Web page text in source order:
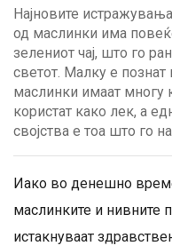
Најновите
од маслинки има
зелениот чај, што го
светот. Малку е
маслинки имаат многу
користат како лек, а
својства е тоа што го
Иако во денешно
маслинките и нивните
истакнуваат